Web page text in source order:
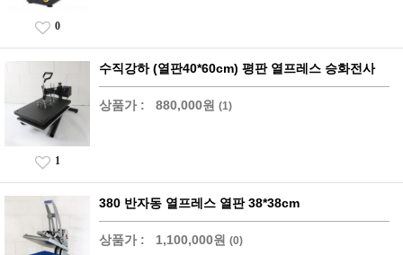
0
수직강하 (열판40*60cm) 평판 열프레스 승화전사
상품가 : 880,000원 (1)
1
380 반자동 열프레스 열판 38*38cm
상품가 : 1,100,000원 (0)